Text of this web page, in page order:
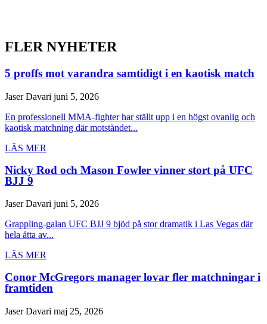
FLER NYHETER
5 proffs mot varandra samtidigt i en kaotisk match
Jaser Davari juni 5, 2026
En professionell MMA-fighter har ställt upp i en högst ovanlig och
kaotisk matchning där motståndet...
LÄS MER
Nicky Rod och Mason Fowler vinner stort på UFC
BJJ 9
Jaser Davari juni 5, 2026
Grappling-galan UFC BJJ 9 bjöd på stor dramatik i Las Vegas där
hela åtta av...
LÄS MER
Conor McGregors manager lovar fler matchningar i
framtiden
Jaser Davari maj 25, 2026